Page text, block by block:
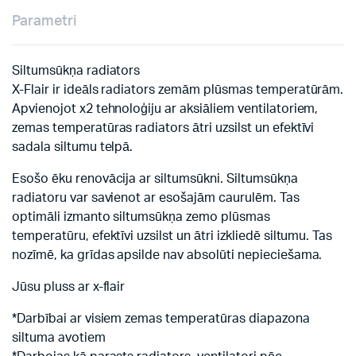
Parametri
Siltumsūkņa radiators
X-Flair ir ideāls radiators zemām plūsmas temperatūrām.
Apvienojot x2 tehnoloģiju ar aksiāliem ventilatoriem,
zemas temperatūras radiators ātri uzsilst un efektīvi
sadala siltumu telpā.
Esošo ēku renovācija ar siltumsūkni. Siltumsūkņa
radiatoru var savienot ar esošajām caurulēm. Tas
optimāli izmanto siltumsūkņa zemo plūsmas
temperatūru, efektīvi uzsilst un ātri izkliedē siltumu. Tas
nozīmē, ka grīdas apsilde nav absolūti nepieciešama.
Jūsu pluss ar x-flair
*Darbībai ar visiem zemas temperatūras diapazona
siltuma avotiem